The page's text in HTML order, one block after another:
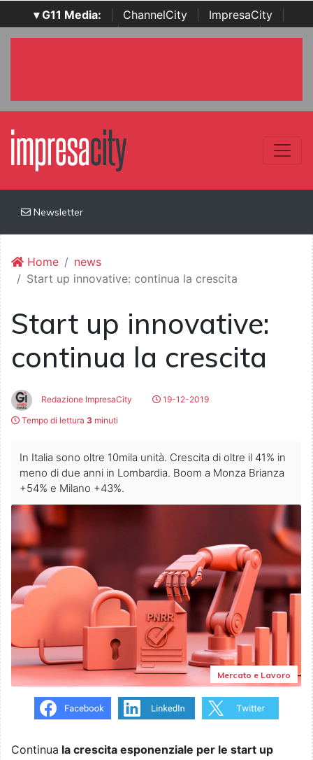
▾ G11 Media: ChannelCity ImpresaCity
SecurityOpenLab | Italian Channel Awards | Italian
Newsletter
Home
news
Start up innovative: continua la crescita
Start up innovative:
continua la crescita
Redazione ImpresaCity
19-12-2019
Tempo di lettura 3 minuti
In Italia sono oltre 10mila unità. Crescita di oltre il 41% in
meno di due anni in Lombardia. Boom a Monza Brianza
+54% e Milano +43%.
Mercato e Lavoro
Continua la crescita esponenziale per le start up